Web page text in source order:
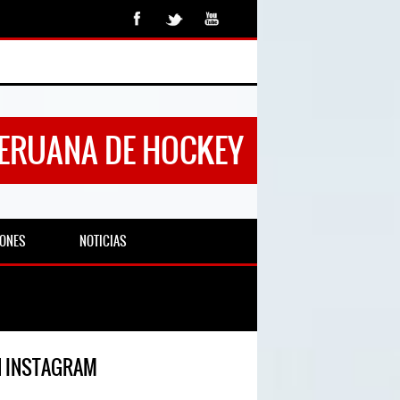
DE HOCKEY
NOTICIAS
INSTAGRAM